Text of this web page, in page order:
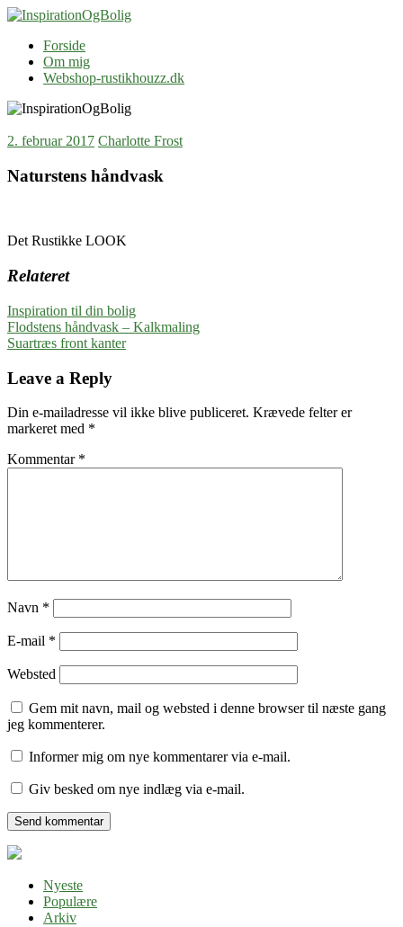
Skip
content
InspirationOgBolig
Blog
Forside
Om mig
Webshop-rustikhouzz.dk
2. februar 2017 Charlotte Frost
Naturstens håndvask
Det Rustikke LOOK
Relateret
Inspiration til din bolig
Indlægsnavigation
Previous
Post:
Flodstens håndvask – Kalkmaling
Next
Suartræs front kanter
Leave a Reply
Din e-mailadresse vil ikke blive publiceret. Krævede felter er
markeret med *
Kommentar *
Navn *
E-mail *
Websted
Gem mit navn, mail og websted i denne browser til næste gang
jeg kommenterer.
Informer mig om nye kommentarer via e-mail.
Giv besked om nye indlæg via e-mail.
Nyeste
Populære
Arkiv